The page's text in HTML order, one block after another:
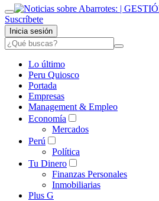
Suscríbete
Inicia sesión
Lo último
Peru Quiosco
Portada
Empresas
Management & Empleo
Economía
Mercados
Perú
Política
Tu Dinero
Finanzas Personales
Inmobiliarias
Plus G